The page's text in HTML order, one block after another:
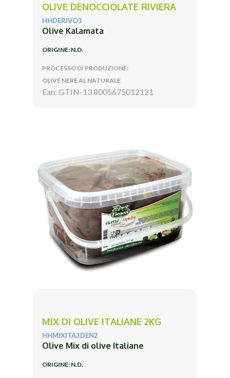
OLIVE DENOCCIOLATE RIVIERA
HHDERIVO3
Olive Kalamata
ORIGINE: N.D.
PROCESSO DI PRODUZIONE:
OLIVE NERE AL NATURALE
Ean: GTIN-13 8005675012121
MIX DI OLIVE ITALIANE 2KG
HHMIXITA3DEN2
Olive Mix di olive Italiane
ORIGINE: N.D.